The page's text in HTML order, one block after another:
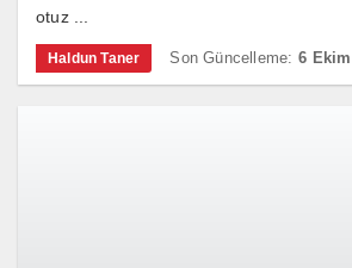
otuz ...
Haldun Taner Son Güncelleme: 6